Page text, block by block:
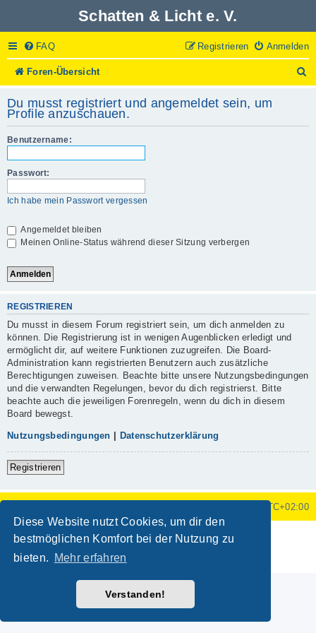
Diese Website nutzt Cookies, um dir den
bestmöglichen Komfort bei der Nutzung zu
bieten.
Mehr erfahren
Verstanden!
Schatten & Licht e. V.
FAQ Anmelden
Registrieren
Foren-Übersicht
u
e
Du musst registriert und angemeldet sein, um
Profile anzuschauen.
Benutzername:
Passwort:
Ich habe mein Passwort vergessen
Angemeldet bleiben
Meinen Online-Status während dieser Sitzung verbergen
REGISTRIEREN
Du musst in diesem Forum registriert sein, um dich anmelden zu
können. Die Registrierung ist in wenigen Augenblicken erledigt und
ermöglicht dir, auf weitere Funktionen zuzugreifen. Die Board-
Administration kann registrierten Benutzern auch zusätzliche
Berechtigungen zuweisen. Beachte bitte unsere Nutzungsbedingungen
und die verwandten Regelungen, bevor du dich registrierst. Bitte
beachte auch die jeweiligen Forenregeln, wenn du dich in diesem
Board bewegst.
Nutzungsbedingungen Datenschutzerklärung
Registrieren
UTC+02:00
Powered by phpBB ® Forum Software © phpBB Limited
phpBB.de
Datenschutz